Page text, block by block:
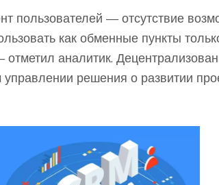
пользователей — отсутствие
как обменные пункты
отметил аналитик.
решения о развитии